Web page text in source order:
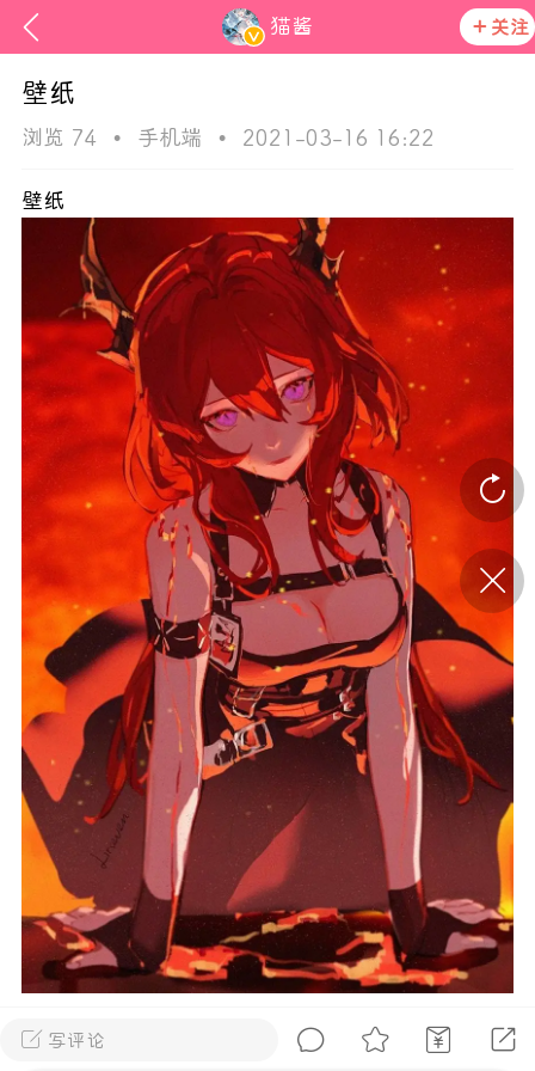
猫酱 关注
欢迎来
区发布非法内容 发现立即永久封号
资讯
官方公告
177
隐藏 0
P站美图推荐——紫发特辑
隐藏 0
P站美图推荐——透视装特辑（二）
0
写评论
壁纸
浏览 74 • 手机端 • 2021-03-16 16:22
壁纸